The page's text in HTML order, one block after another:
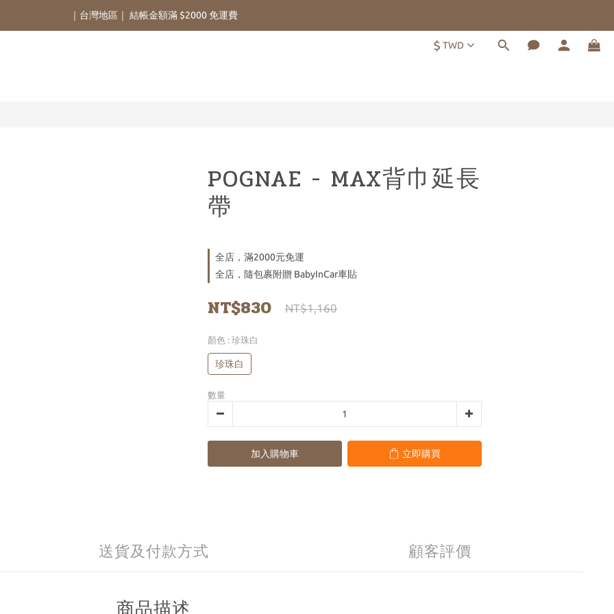
｜台灣地區｜ 結帳金額滿 $2000 免運費
$ TWD
POGNAE - MAX背巾延長
帶
全店，滿2000元免運
全店，隨包裹附贈 BabyInCar車貼
NT$830 NT$1,160
顏色 : 珍珠白
珍珠白
數量
加入購物車 立即購買
送貨及付款方式 顧客評價
立即購買